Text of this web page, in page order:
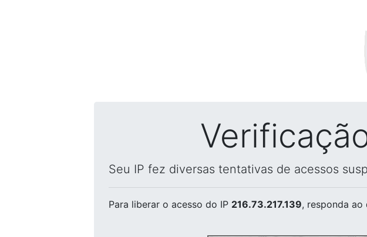
Seu IP fez diversas tentativas de acessos
Para liberar o acesso do IP 216.73.217.139, responda ao